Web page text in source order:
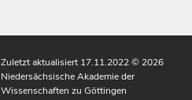
Zuletzt aktualisiert 17.11.2022© 2026
Niedersächsische Akademie der
Wissenschaften zu Göttingen